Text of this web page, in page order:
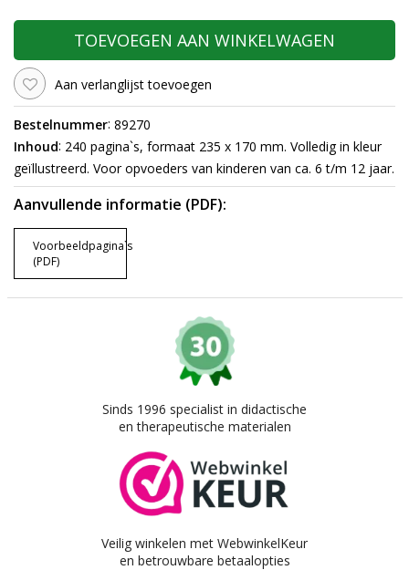
TOEVOEGEN AAN WINKELWAGEN
Aan verlanglijst toevoegen
Bestelnummer: 89270
Inhoud: 240 pagina`s, formaat 235 x 170 mm. Volledig in kleur
geïllustreerd. Voor opvoeders van kinderen van ca. 6 t/m 12 jaar.
Aanvullende informatie (PDF):
Voorbeeldpagina`s
(PDF)
Sinds 1996 specialist in didactische
en therapeutische materialen
Veilig winkelen met WebwinkelKeur
en betrouwbare betaalopties